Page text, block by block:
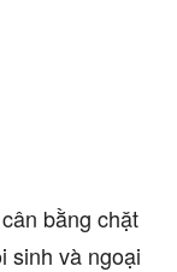
bằng chặt
sinh và ngoại